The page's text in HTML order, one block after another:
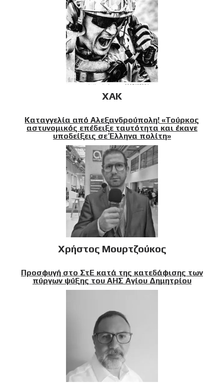
XAK
Καταγγελία από Αλεξανδρούπολη! «Τούρκος
αστυνομικός επέδειξε ταυτότητα και έκανε
υποδείξεις σε Έλληνα πολίτη»
Χρήστος Μουρτζούκος
Προσφυγή στο ΣτΕ κατά της κατεδάφισης των
πύργων ψύξης του ΑΗΣ Αγίου Δημητρίου